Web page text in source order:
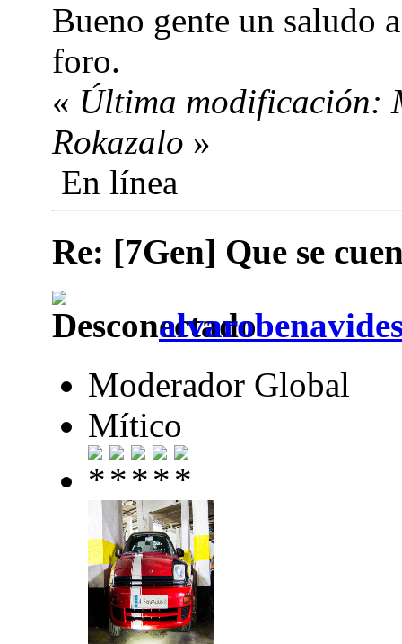
Bueno gente un saludo
foro.
« Última modificación:
Rokazalo »
En línea
Re: [7Gen] Que se
Moderador Global
Mítico